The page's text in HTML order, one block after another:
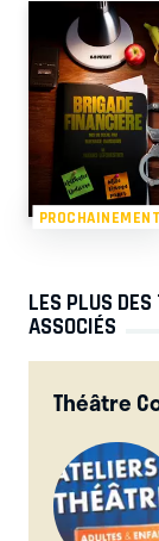
PROCHAINEMENT
LES PLUS DES
ASSOCIÉS
Théâtre